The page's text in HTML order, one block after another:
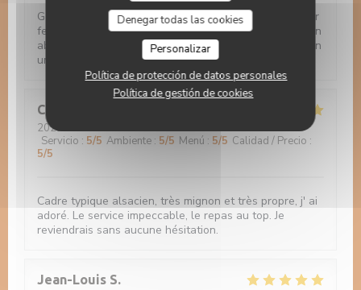
Denegar todas las cookies
Personalizar
Política de protección de datos personales
Política de gestión de cookies
Gemütliches Ambiente. Ausgezeichneter Fisch mit sehr
feiner Sauce, Gemüsebeilagen könnte etwas mehr sein
aber alles sehr lecker. Auch die Flammkuchen sehr fein
und grosse Auswahl/verschiedene Sorten.
Celine
2022-10-02- 12:15 - Invitados 3
Servicio : 5/5 Ambiente : 5/5 Menú : 5/5 Calidad / Precio :
5/5
Cadre typique alsacien, très mignon et très propre, j' ai
adoré. Le service impeccable, le repas au top. Je
reviendrais sans aucune hésitation.
Jean-Louis S